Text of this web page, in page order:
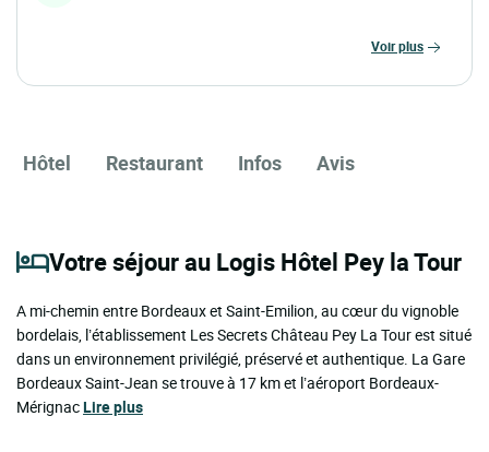
voir plus
Hôtel Restaurant Infos Avis
Votre séjour au Logis Hôtel Pey la Tour
A mi-chemin entre Bordeaux et Saint-Emilion, au cœur du vignoble
bordelais, l’établissement Les Secrets Château Pey La Tour est situé
dans un environnement privilégié, préservé et authentique. La Gare
Bordeaux Saint-Jean se trouve à 17 km et l’aéroport Bordeaux-
MérignacLire plus